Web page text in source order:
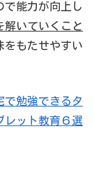
で能力が向上し
解いていくこと
をもたせやすい
で勉強できるタ
レット教育６選